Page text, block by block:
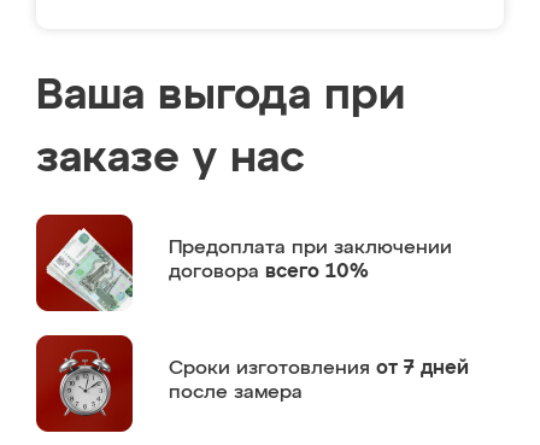
Ваша выгода при
заказе у нас
Предоплата при заключении
договора всего 10%
Сроки изготовления от 7 дней
после замера